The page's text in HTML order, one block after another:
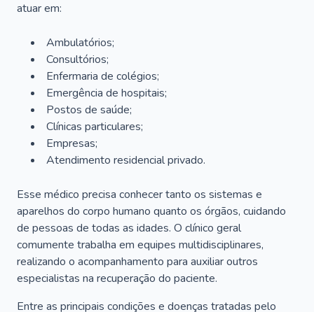
atuar em:
Ambulatórios;
Consultórios;
Enfermaria de colégios;
Emergência de hospitais;
Postos de saúde;
Clínicas particulares;
Empresas;
Atendimento residencial privado.
Esse médico precisa conhecer tanto os sistemas e
aparelhos do corpo humano quanto os órgãos, cuidando
de pessoas de todas as idades. O clínico geral
comumente trabalha em equipes multidisciplinares,
realizando o acompanhamento para auxiliar outros
especialistas na recuperação do paciente.
Entre as principais condições e doenças tratadas pelo